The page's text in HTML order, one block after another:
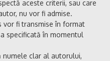
aceste criterii, sau care
nu vor fi admise.
vor fi transmise în format
specificată în momentul
numele clar al autorului,